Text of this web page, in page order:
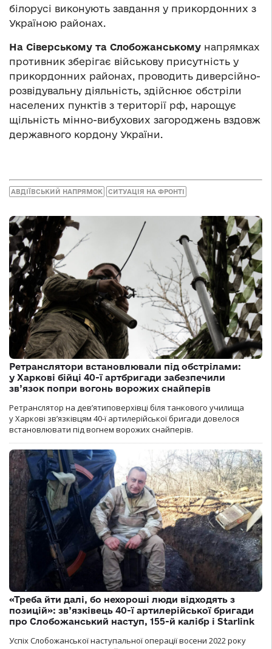
білорусі виконують завдання у прикордонних з
Україною районах.
На Сіверському та Слобожанському напрямках
противник зберігає військову присутність у
прикордонних районах, проводить диверсійно-
розвідувальну діяльність, здійснює обстріли
населених пунктів з території рф, нарощує
щільність мінно-вибухових загороджень вздовж
державного кордону України.
АВДІЇВСЬКИЙ НАПРЯМОК СИТУАЦІЯ НА ФРОНТІ
Ретранслятори встановлювали під обстрілами:
у Харкові бійці 40-ї артбригади забезпечили
зв’язок попри вогонь ворожих снайперів
Ретранслятор на дев’ятиповерхівці біля танкового училища
у Харкові зв’язківцям 40-ї артилерійської бригади довелося
встановлювати під вогнем ворожих снайперів.
«Треба йти далі, бо нехороші люди відходять з
позицій»: зв’язківець 40-ї артилерійської бригади
про Слобожанський наступ, 155-й калібр і Starlink
Успіх Слобожанської наступальної операції восени 2022 року